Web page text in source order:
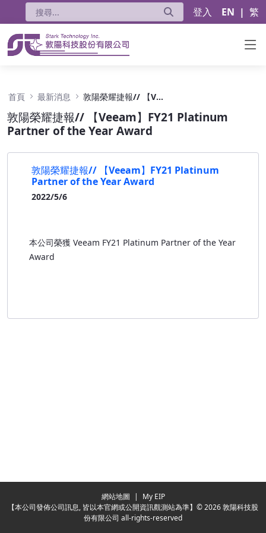
登入 EN | 繁
首頁 最新消息 敦陽榮耀捷報// 【Veeam】FY21 Platinum Partner of the Year Award
敦陽榮耀捷報// 【Veeam】FY21 Platinum
Partner of the Year Award
敦陽榮耀捷報// 【Veeam】FY21 Platinum
Partner of the Year Award
2022/5/6
本公司榮獲 Veeam FY21 Platinum Partner of the Year
Award
網站地圖 |
My EIP
【本公司發佈公司訊息, 皆以本官網或公開資訊觀測站為準】© 2026 敦陽科技股
份有限公司 all-rights-reserved